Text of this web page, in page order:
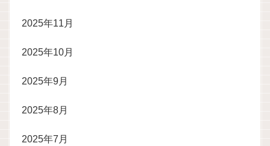
2025年11月
2025年10月
2025年9月
2025年8月
2025年7月